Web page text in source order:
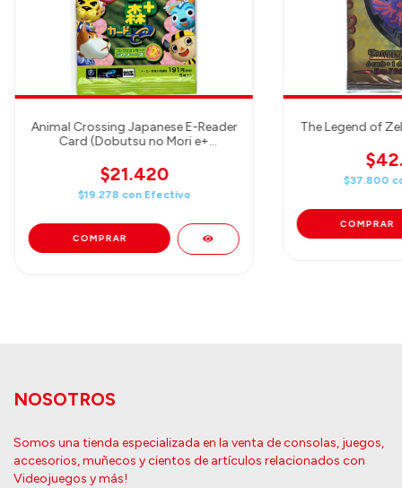
Animal Crossing Japanese E-Reader
Card (Dobutsu no Mori e+
$21.420
$19.278 con Efectivo
The Legend of
$37.800
NOSOTROS
Somos una tienda especializada en la venta de consolas, juegos,
accesorios, muñecos y cientos de artículos relacionados con
Videojuegos y más!